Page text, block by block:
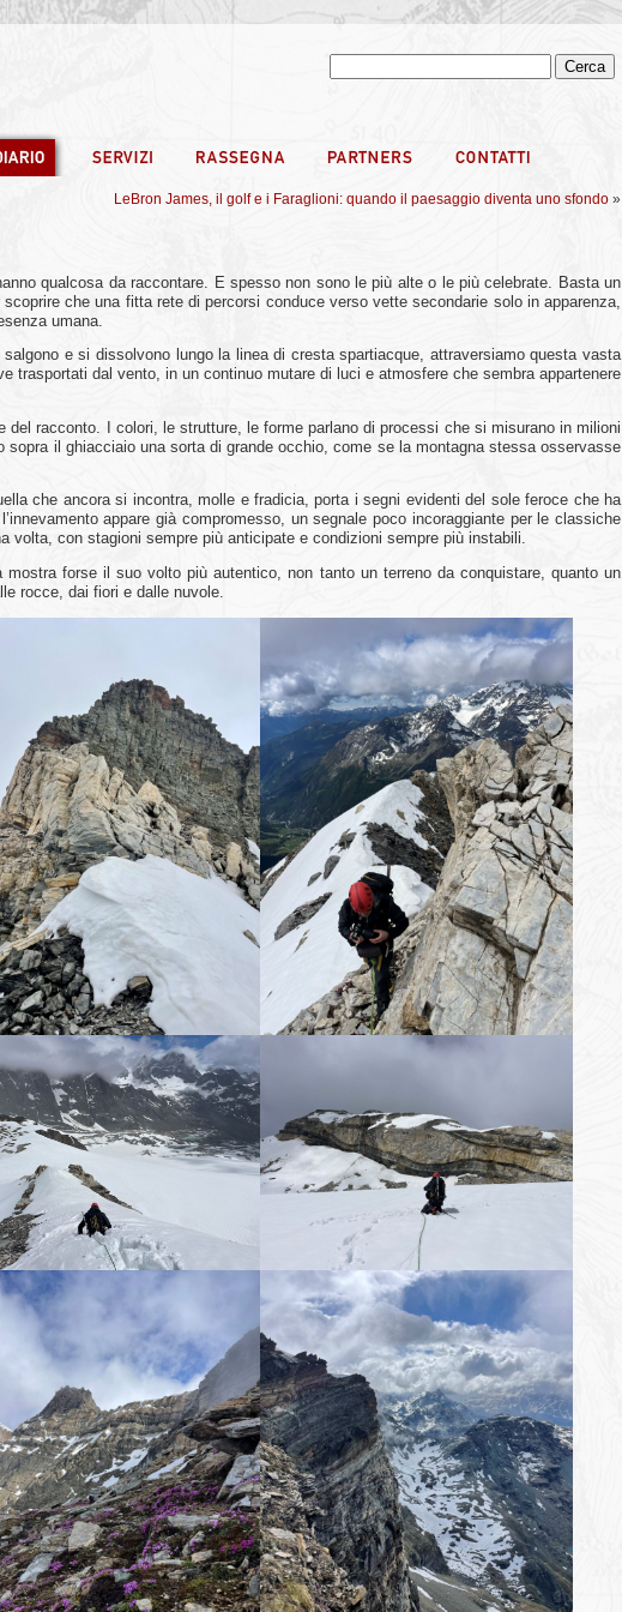
LeBron James, il golf e i Faraglioni: quando il paesaggio diventa uno sfondo »
qualcosa da raccontare. E spesso non sono le più alte o le più celebrate. Basta un
che una fitta rete di percorsi conduce verso vette secondarie solo in apparenza,
umana.
e si dissolvono lungo la linea di cresta spartiacque, attraversiamo questa vasta
trasportati dal vento, in un continuo mutare di luci e atmosfere che sembra appartenere
racconto. I colori, le strutture, le forme parlano di processi che si misurano in milioni
il ghiacciaio una sorta di grande occhio, come se la montagna stessa osservasse
che ancora si incontra, molle e fradicia, porta i segni evidenti del sole feroce che ha
appare già compromesso, un segnale poco incoraggiante per le classiche
volta, con stagioni sempre più anticipate e condizioni sempre più instabili.
forse il suo volto più autentico, non tanto un terreno da conquistare, quanto un
rocce, dai fiori e dalle nuvole.